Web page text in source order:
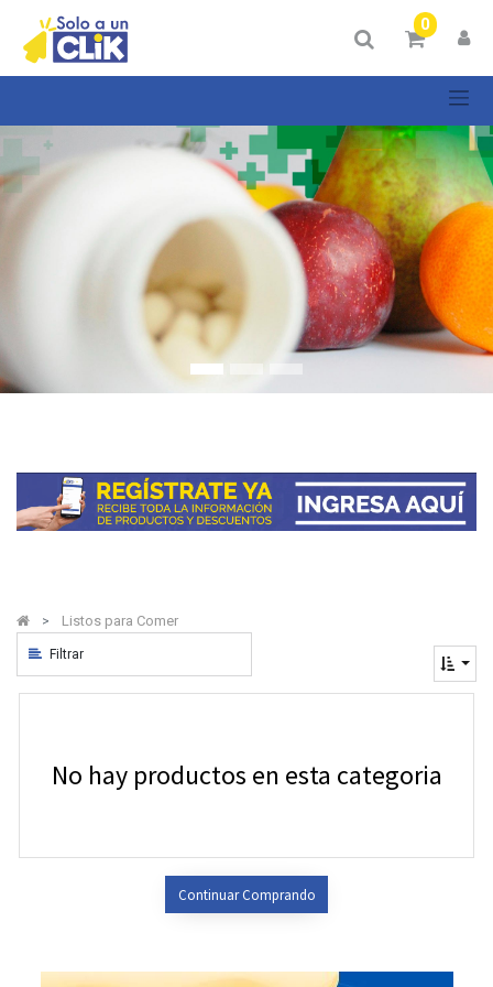
0
Listos para Comer
Filtrar
Mostrar
Categorías
Mostrar
opciones
No hay productos en esta categoria
Continuar Comprando